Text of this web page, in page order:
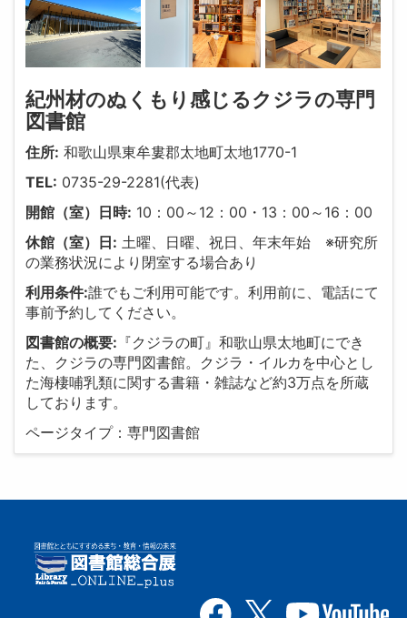
紀州材のぬくもり感じるクジラの専門
図書館
住所: 和歌山県東牟婁郡太地町太地1770-1
TEL: 0735-29-2281(代表)
開館（室）日時: 10：00～12：00・13：00～16：00
休館（室）日: 土曜、日曜、祝日、年末年始 ※研究所
の業務状況により閉室する場合あり
利用条件:誰でもご利用可能です。利用前に、電話にて
事前予約してください。
図書館の概要: 『クジラの町』和歌山県太地町にでき
た、クジラの専門図書館。クジラ・イルカを中心とし
た海棲哺乳類に関する書籍・雑誌など約3万点を所蔵
しております。
ページタイプ：専門図書館